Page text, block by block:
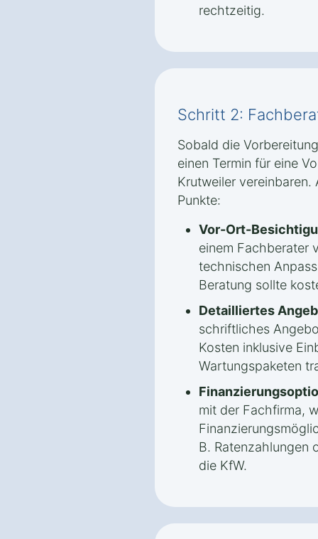
rechtzeitig.
Schritt 2:
Sobald die
einen Termin für eine
Krutweiler
Punkte:
Vor-Ort-
einem Fachberater
technischen
Beratung sollte
Detailliertes
schriftliches
Kosten inklusive
Wartungspaketen
mit der Fachfirma,
B. Ratenzahlungen
die KfW.